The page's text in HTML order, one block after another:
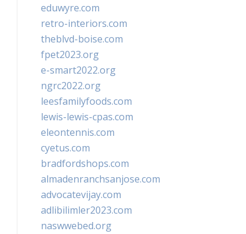
eduwyre.com
retro-interiors.com
theblvd-boise.com
fpet2023.org
e-smart2022.org
ngrc2022.org
leesfamilyfoods.com
lewis-lewis-cpas.com
eleontennis.com
cyetus.com
bradfordshops.com
almadenranchsanjose.com
advocatevijay.com
adlibilimler2023.com
naswwebed.org